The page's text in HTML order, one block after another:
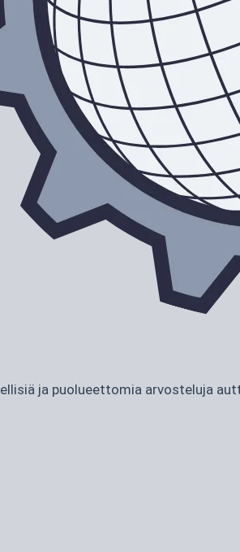
ja puolueettomia arvosteluja